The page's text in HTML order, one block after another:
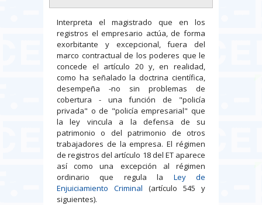
Interpreta el magistrado que en los
registros el empresario actúa, de forma
exorbitante y excepcional, fuera del
marco contractual de los poderes que le
concede el artículo 20 y, en realidad,
como ha señalado la doctrina científica,
desempeña -no sin problemas de
cobertura - una función de "policía
privada" o de "policía empresarial" que
la ley vincula a la defensa de su
patrimonio o del patrimonio de otros
trabajadores de la empresa. El régimen
de registros del artículo 18 del ET aparece
así como una excepción al régimen
ordinario que regula la Ley de
Enjuiciamiento Criminal (artículo 545 y
siguientes).